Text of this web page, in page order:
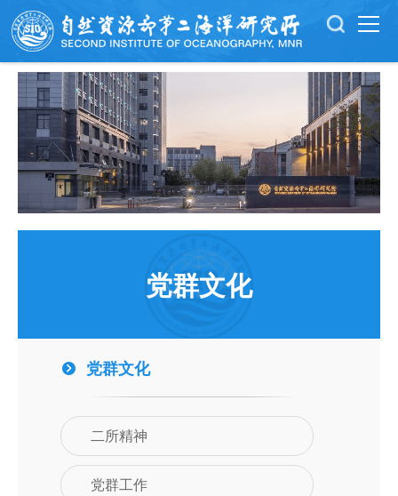
党群文化
党群文化
二所精神
党群工作